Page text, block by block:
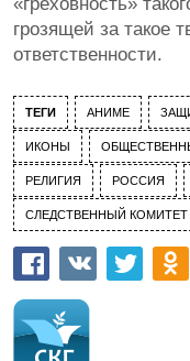
грозящей за такое
ответственности.
ТЕГИ АНИМЕ
ИКОНЫ
РЕЛИГИЯ РОССИЯ
СЛЕДСТВЕННЫЙ КОМИТЕТ